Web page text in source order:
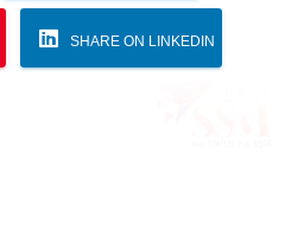
SHARE ON LINKEDIN